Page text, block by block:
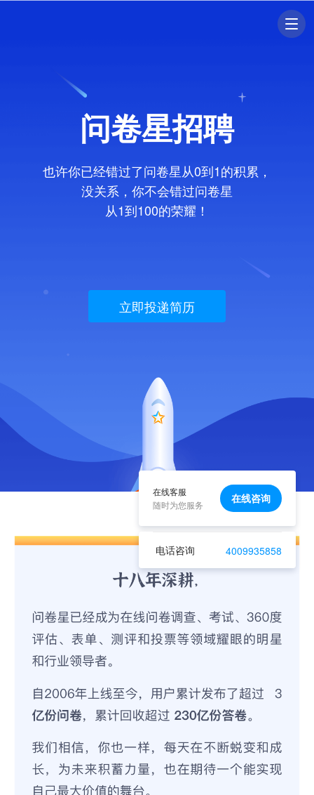
问卷星招聘
也许你已经错过了问卷星从0到1的积累，
没关系，你不会错过问卷星
从1到100的荣耀！
立即投递简历
在线客服
随时为您服务
在线咨询
电话咨询 4009935858